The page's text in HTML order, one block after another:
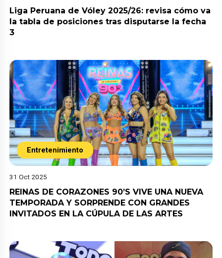
Liga Peruana de Vóley 2025/26: revisa cómo va
la tabla de posiciones tras disputarse la fecha
3
Entretenimiento
31 Oct 2025
REINAS DE CORAZONES 90’S VIVE UNA NUEVA
TEMPORADA Y SORPRENDE CON GRANDES
INVITADOS EN LA CÚPULA DE LAS ARTES